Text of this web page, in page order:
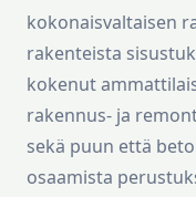
kokonaisvaltaisen
rakenteista
kokenut
rakennus- ja
sekä puun että
osaamista